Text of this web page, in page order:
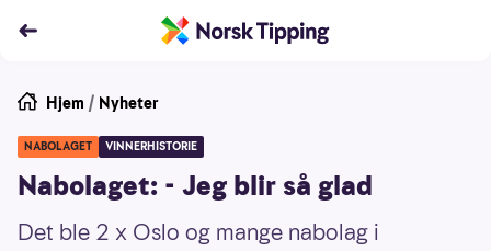
Hjem / Nyheter
NABOLAGET VINNERHISTORIE
Nabolaget: - Jeg blir så glad
Det ble 2 x Oslo og mange nabolag i